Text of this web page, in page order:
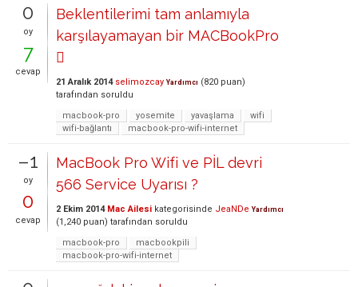
0
oy
7
cevap
Beklentilerimi tam anlamıyla
karşılayamayan bir MACBookPro

21 Aralık 2014 selimozcay Yardımcı (820 puan)
tarafından soruldu
macbook-pro
yosemite yavaşlama
wifi
wifi-bağlantı
macbook-pro-wifi-internet
–1
oy
0
cevap
MacBook Pro Wifi ve PİL devri
566 Service Uyarısı ?
2 Ekim 2014 Mac Ailesi kategorisinde JeaNDe Yardımcı
(1,240 puan) tarafından soruldu
macbook-pro
macbookpili
macbook-pro-wifi-internet